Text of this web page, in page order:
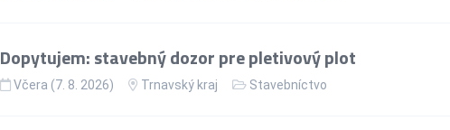
Dopytujem: stavebný dozor pre pletivový plot
Včera (7. 8. 2026) Trnavský kraj Stavebníctvo